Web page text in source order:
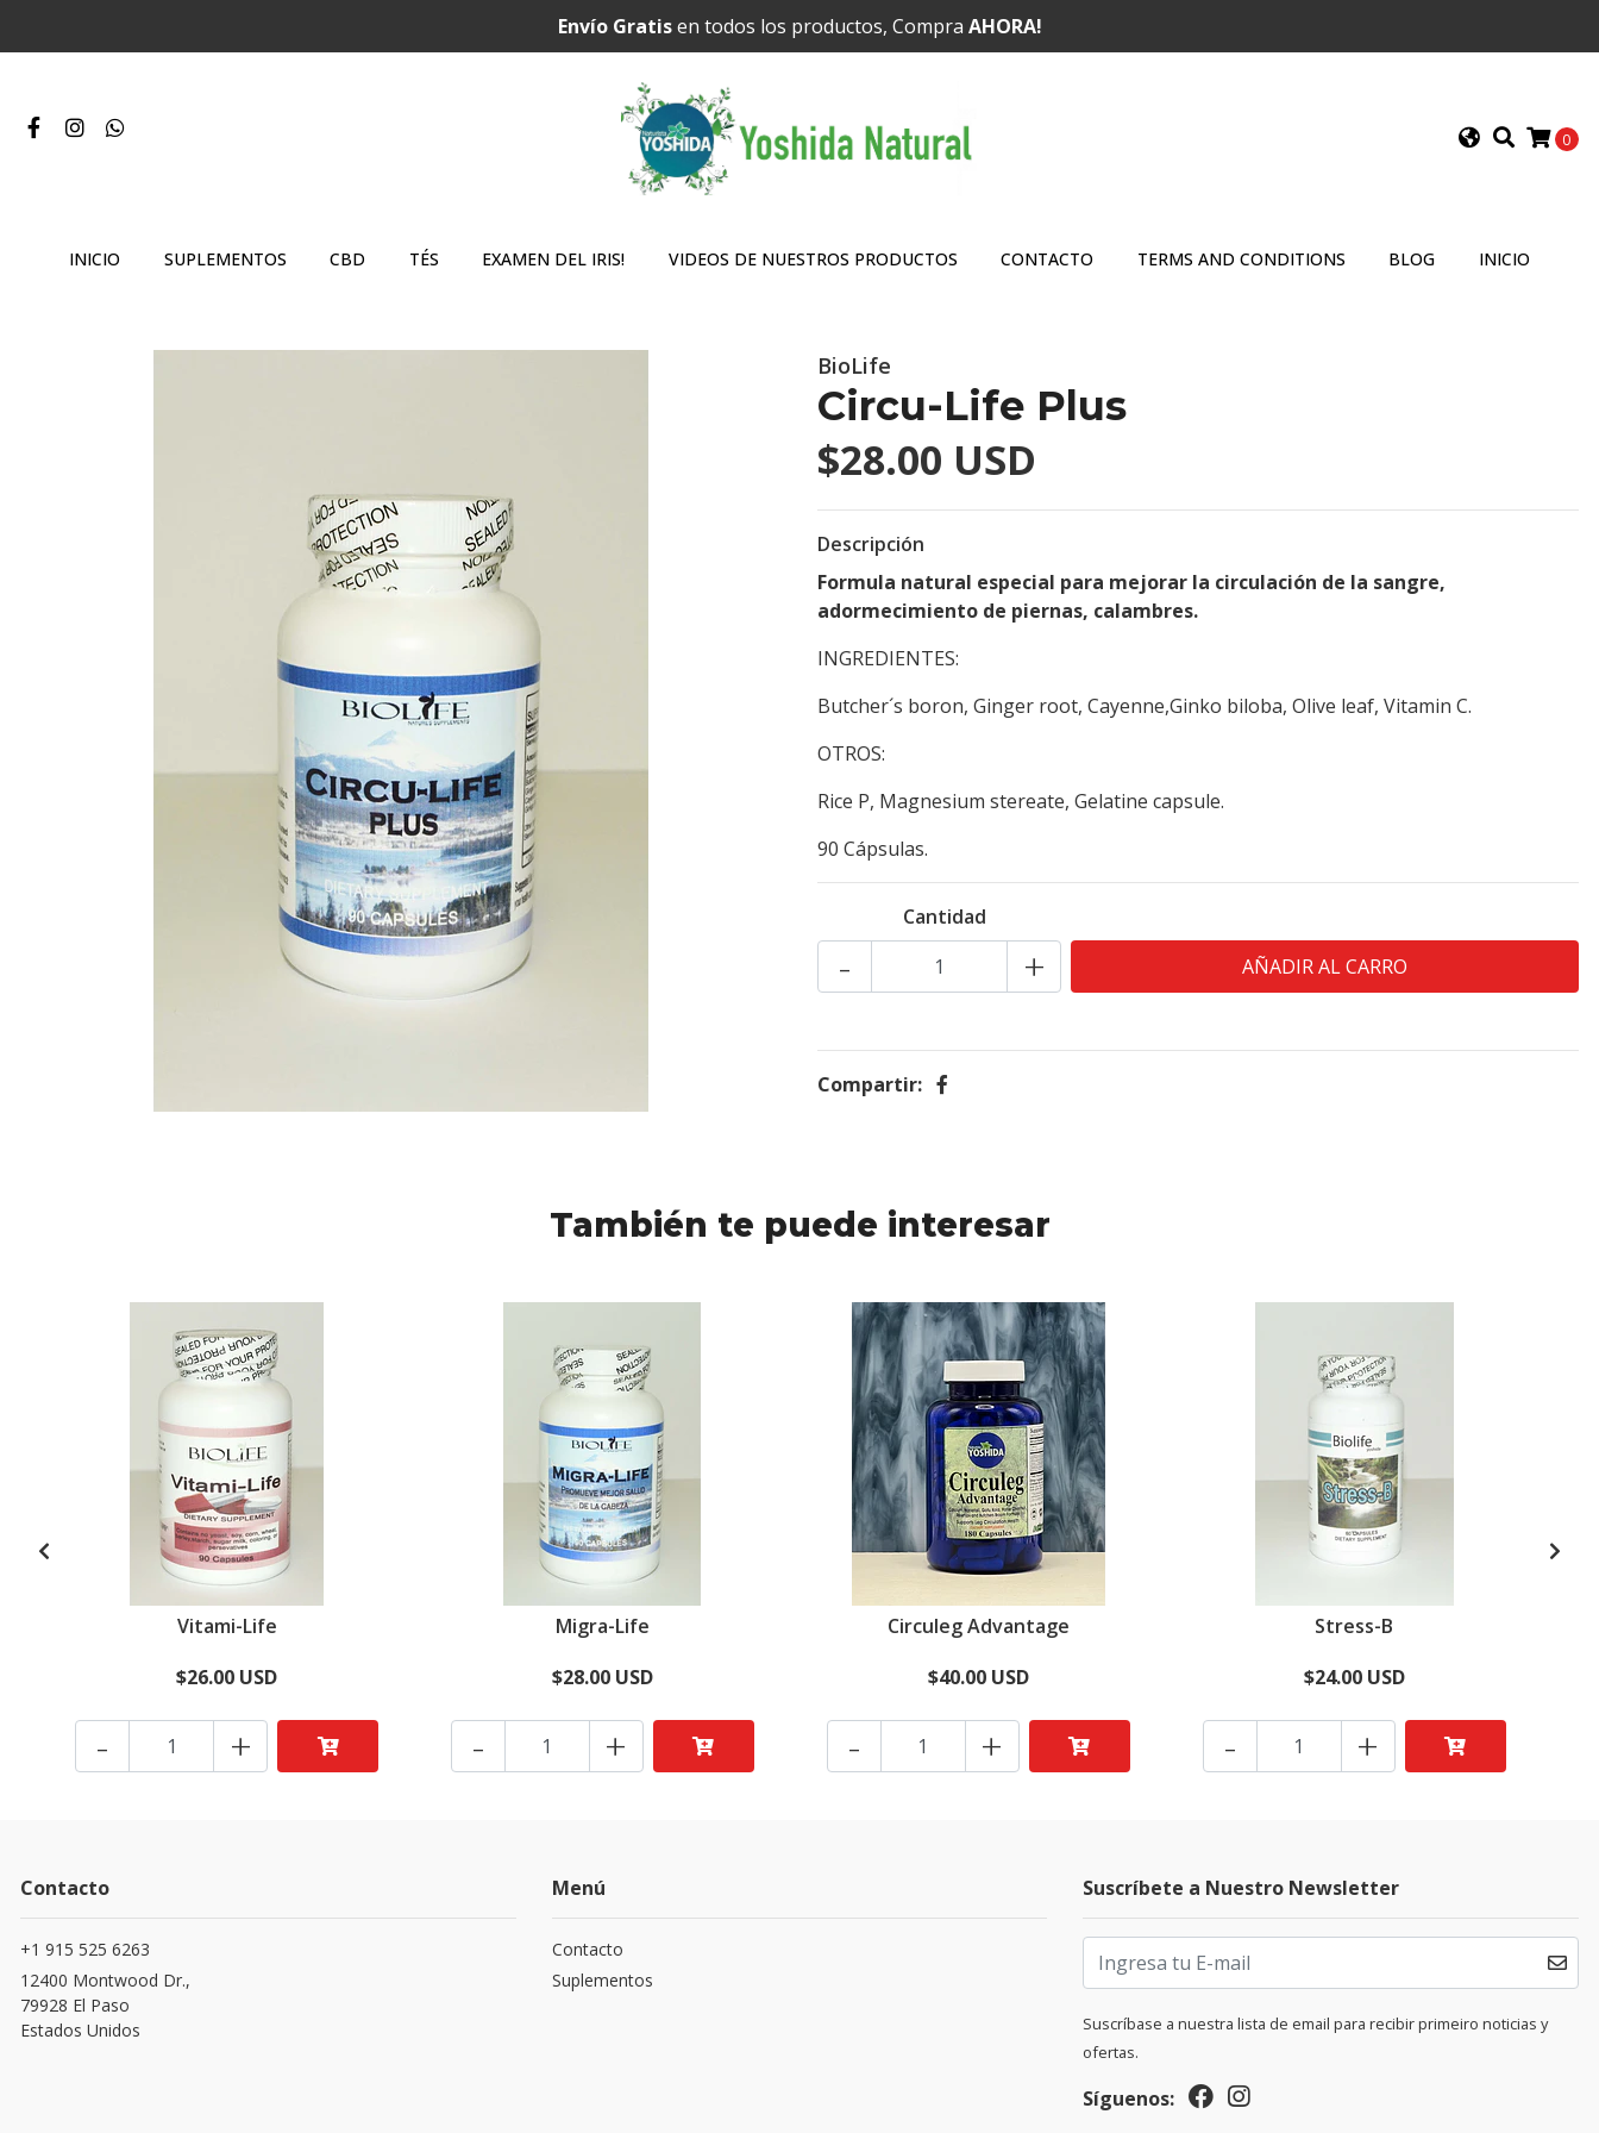
Envío Gratisen todos los productos, Compra AHORA!
0
INICIO SUPLEMENTOS CBD TÉS EXAMEN DEL IRIS! VIDEOS DE NUESTROS PRODUCTOS CONTACTO TERMS AND CONDITIONS BLOG INICIO
BioLife
Circu-Life Plus
$28.00 USD
Descripción
Formula natural especial para mejorar la circulación de la sangre,
adormecimiento de piernas, calambres.
INGREDIENTES:
Butcher´s boron, Ginger root, Cayenne,Ginko biloba, Olive leaf, Vitamin C.
OTROS:
Rice P, Magnesium stereate, Gelatine capsule.
90 Cápsulas.
Cantidad
- +
Compartir:
También te puede interesar
Vitami-Life
$26.00 USD
- +
Migra-Life
$28.00 USD
- +
Circuleg Advantage
$40.00 USD
- +
Stress-B
$24.00 USD
- +
Contacto
+1 915 525 6263
12400 Montwood Dr.,
79928 El Paso
Estados Unidos
Menú
Contacto
Suplementos
Suscríbete a Nuestro Newsletter
Suscríbase a nuestra lista de email para recibir primeiro noticias y
ofertas.
Síguenos: